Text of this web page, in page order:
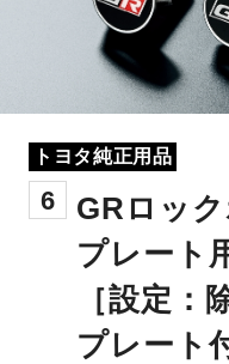
トヨタ純正用品
6
GRロッ
プレート
［設定：
プレート